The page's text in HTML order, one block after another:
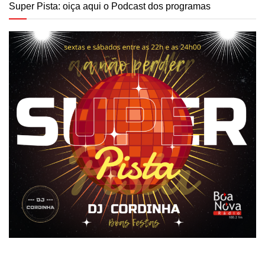
Super Pista: oiça aqui o Podcast dos programas